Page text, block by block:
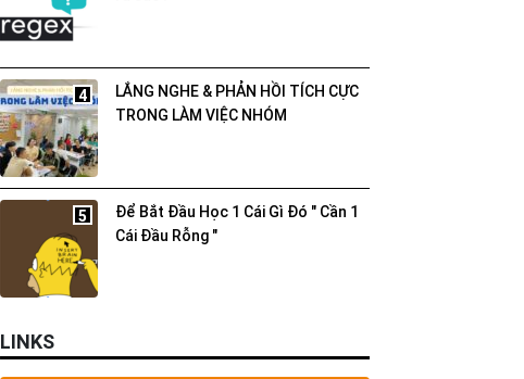
4
LẮNG NGHE & PHẢN HỒI TÍCH CỰC
TRONG LÀM VIỆC NHÓM
5
Để Bắt Đầu Học 1 Cái Gì Đó " Cần 1
Cái Đầu Rỗng "
LINKS